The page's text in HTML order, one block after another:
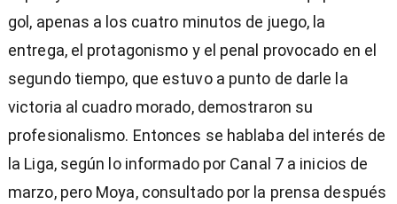
gol, apenas a los cuatro minutos de juego, la
entrega, el protagonismo y el penal provocado en el
segundo tiempo, que estuvo a punto de darle la
victoria al cuadro morado, demostraron su
profesionalismo. Entonces se hablaba del interés de
la Liga, según lo informado por Canal 7 a inicios de
marzo, pero Moya, consultado por la prensa después